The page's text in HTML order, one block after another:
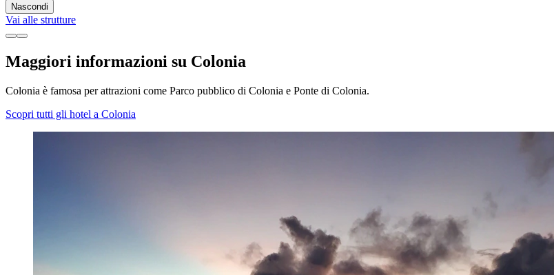
Nascondi
Vai alle strutture
Maggiori informazioni su Colonia
Colonia è famosa per attrazioni come Parco pubblico di Colonia e Ponte di Colonia.
Scopri tutti gli hotel a Colonia